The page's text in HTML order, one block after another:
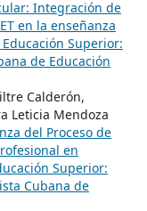
Integración de
en la enseñanza
Superior:
de Educación
Calderón,
Leticia Mendoza
del Proceso de
en
Superior:
Cubana de